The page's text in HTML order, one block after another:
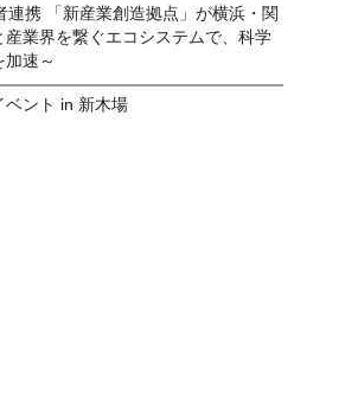
連携 「新産業創造拠点」が横浜・関
産業界を繋ぐエコシステムで、科学
速～
ベント in 新木場